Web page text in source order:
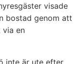
visade
bostad genom att
via en
inte är ute efter